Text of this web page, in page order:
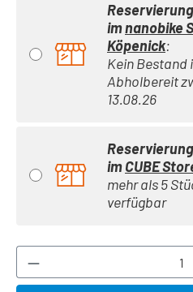
imnanobike
Köpenick:
Kein Bestand
Abholbereit
13.08.26
imCUBE
mehr als 5
verfügbar
Produkt Anzahl: Gib